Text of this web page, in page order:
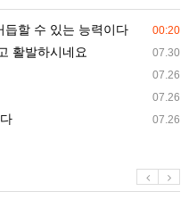
00:20
듭할 수 있는 능력이다
07.30
활발하시네요
07.26
07.26
07.26